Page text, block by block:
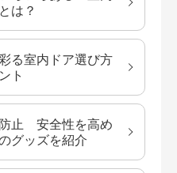
は？
る室内ドア選び方
ト
止 安全性を高め
グッズを紹介